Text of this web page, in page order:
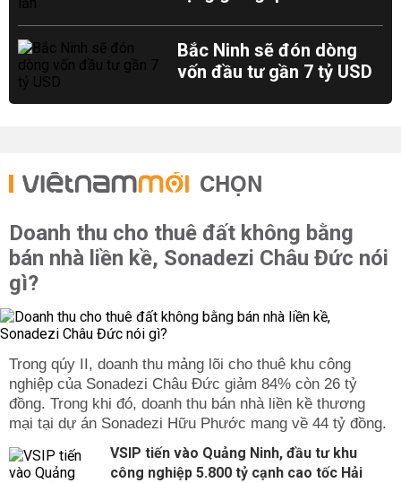
Bắc Ninh sẽ đón dòng
vốn đầu tư gần 7 tỷ USD
CHỌN
Doanh thu cho thuê đất không bằng
bán nhà liền kề, Sonadezi Châu Đức nói
gì?
Trong qúy II, doanh thu mảng lõi cho thuê khu công
nghiệp của Sonadezi Châu Đức giảm 84% còn 26 tỷ
đồng. Trong khi đó, doanh thu bán nhà liền kề thương
mại tại dự án Sonadezi Hữu Phước mang về 44 tỷ đồng.
VSIP tiến vào Quảng Ninh, đầu tư khu
công nghiệp 5.800 tỷ cạnh cao tốc Hải